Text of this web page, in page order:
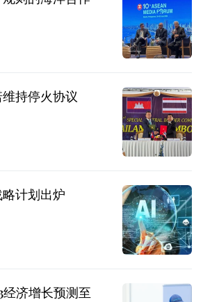
持停火协议
计划出炉
济增长预测至